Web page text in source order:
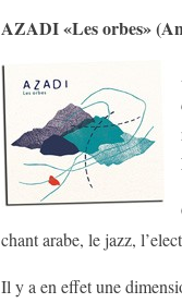
AZADI «Les orbes»
chant arabe, le jazz,
Il y a en effet une